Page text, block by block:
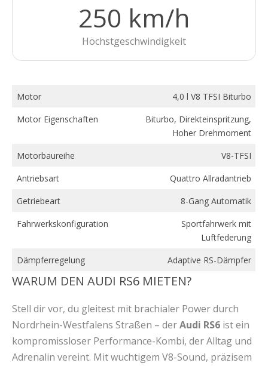
250 km/h
Höchstgeschwindigkeit
Motor
4,0 l V8 TFSI Biturbo
Motor Eigenschaften
Biturbo, Direkteinspritzung,
Hoher Drehmoment
Motorbaureihe
V8-TFSI
Antriebsart
Quattro Allradantrieb
Getriebeart
8-Gang Automatik
Fahrwerkskonfiguration
Sportfahrwerk mit
Luftfederung
Dämpferregelung
Adaptive RS-Dämpfer
WARUM DEN AUDI RS6 MIETEN?
Stell dir vor, du gleitest mit brachialer Power durch
Nordrhein-Westfalens Straßen – derAudi RS6 ist ein
kompromissloser Performance-Kombi, der Alltag und
Adrenalin vereint. Mit wuchtigem V8-Sound, präzisem